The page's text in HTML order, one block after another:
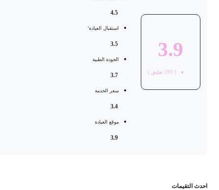
3.9
193 تعليق )
استقبال العيادة'
الجودة الطبية
سعر الخدمة
موقع العيادة
التقيمات